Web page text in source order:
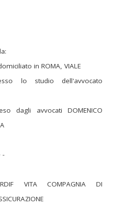
in ROMA, VIALE
lo studio dell'avvocato
dagli avvocati DOMENICO
-
VITA COMPAGNIA DI